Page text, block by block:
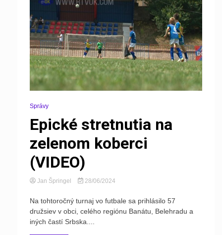
Správy
Epické stretnutia na
zelenom koberci
(VIDEO)
Jan Špringel 28/06/2024
Na tohtoročný turnaj vo futbale sa prihlásilo 57
družsiev v obci, celého regiónu Banátu, Belehradu a
iných častí Srbska....